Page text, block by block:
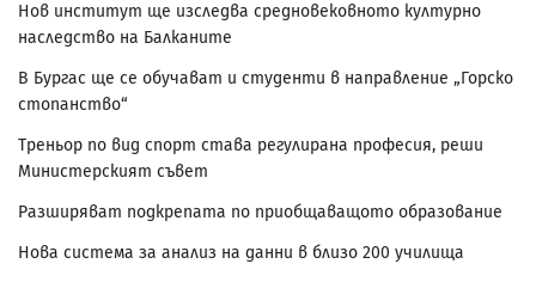
Нов институт ще изследва средновековното културно
наследство на Балканите
В Бургас ще се обучават и студенти в направление „Горско
стопанство“
Треньор по вид спорт става регулирана професия, реши
Министерският съвет
Разширяват подкрепата по приобщаващото образование
Нова система за анализ на данни в близо 200 училища